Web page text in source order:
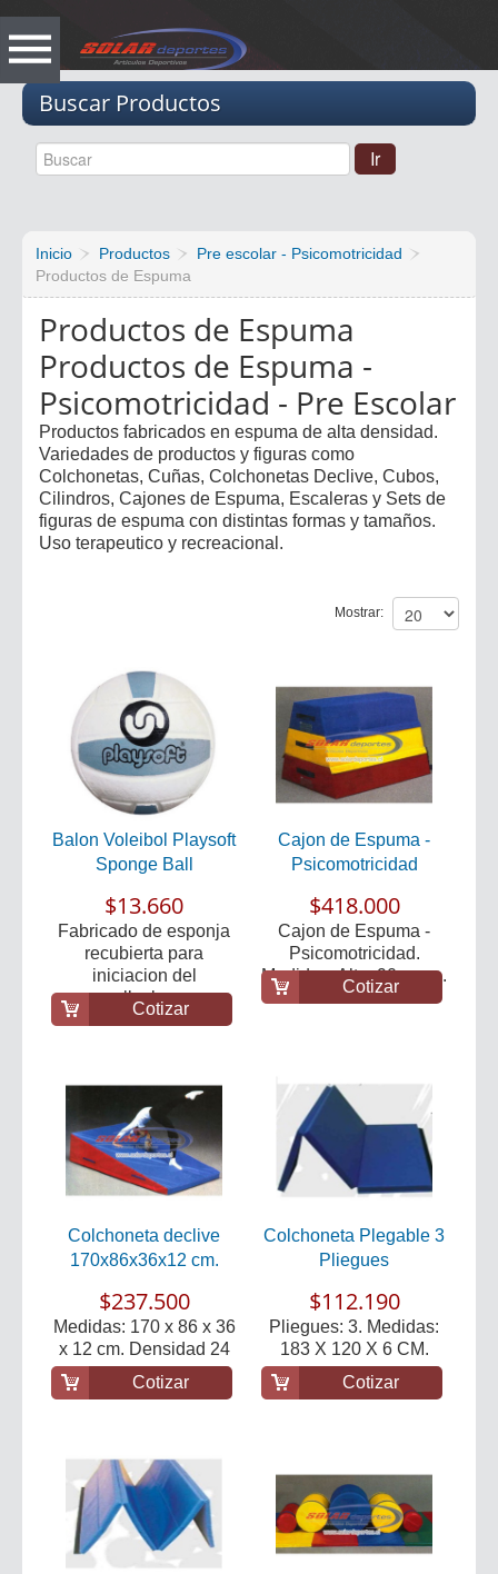
Buscar Productos
Inicio Productos
Pre escolar - Psicomotricidad
Productos de Espuma
Productos de Espuma
Productos de Espuma -
Psicomotricidad - Pre Escolar
Productos fabricados en espuma de alta densidad.
Variedades de productos y figuras como
Colchonetas, Cuñas, Colchonetas Declive, Cubos,
Cilindros, Cajones de Espuma, Escaleras y Sets de
figuras de espuma con distintas formas y tamaños.
Uso terapeutico y recreacional.
Mostrar:
Balon Voleibol Playsoft
Sponge Ball
$13.660
Fabricado de esponja
recubierta para
iniciacion del
volleyba...
Cotizar
Cajon de Espuma -
Psicomotricidad
$418.000
Cajon de Espuma -
Psicomotricidad.
Medidas: Alto: 90 cm. ...
Cotizar
Colchoneta declive
170x86x36x12 cm.
$237.500
Medidas: 170 x 86 x 36
x 12 cm. Densidad 24
Cotizar
Colchoneta Plegable 3
Pliegues
$112.190
Pliegues: 3. Medidas:
183 X 120 X 6 CM.
Cotizar